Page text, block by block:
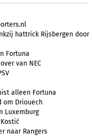
hattrick Rijsbergen door
Fortuna
van NEC
alleen Fortuna
om Driouech
Luxemburg
naar Rangers